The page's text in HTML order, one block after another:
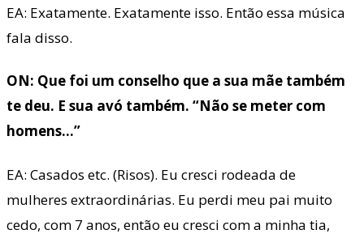
EA: Exatamente. Exatamente isso. Então essa música
fala disso.
ON: Que foi um conselho que a sua mãe também
te deu. E sua avó também. “Não se meter com
homens…”
EA: Casados etc. (Risos). Eu cresci rodeada de
mulheres extraordinárias. Eu perdi meu pai muito
cedo, com 7 anos, então eu cresci com a minha tia,